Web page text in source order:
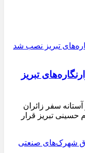
تبریز
سفر زائران
حسینی تبریز قرار